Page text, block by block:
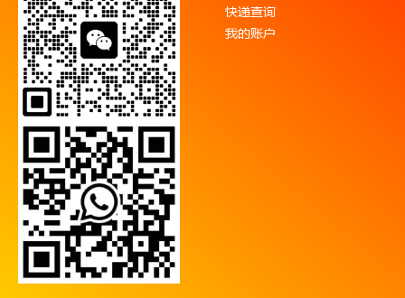
快递查询
我的账户